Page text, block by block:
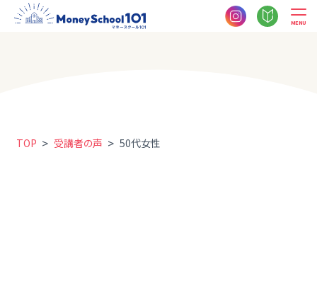
MENU
TOP > 受講者の声 > 50代女性